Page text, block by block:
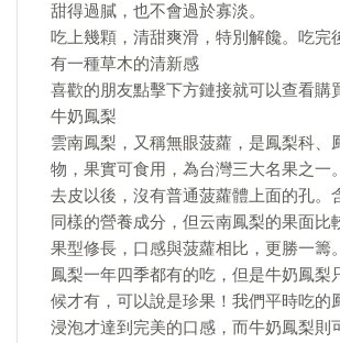
甜得過膩，也不會過於寡淡。
吃上幾顆，清甜爽滑，特別解饞。吃完
有一種草木的清新感
喜歡的朋友點擊下方鏈接就可以查看購
牛奶鳳梨
雲南鳳梨，又稱無眼菠蘿，是鳳梨科、
物，果實可食用，為台灣三大名果之一
去皮以後，沒有普通菠蘿體上面的孔。
同樣的營養成分，但云南鳳梨的果面比
果型修長，口感與菠蘿相比，更勝一籌。
鳳梨一年四季都有的吃，但是牛奶鳳梨
候才有，可以說是珍果！我們平時吃的
浸泡才達到完美的口感，而牛奶鳳梨則